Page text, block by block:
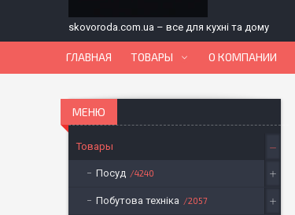
skovoroda.com.ua – все для кухні та дому
ГЛАВНАЯ ТОВАРЫ О КОМПАНИИ
Товары
Посуд 4240
Побутова техніка 2057